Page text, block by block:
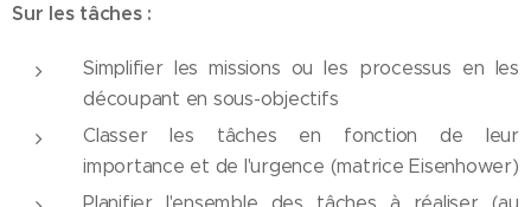
Sur les tâches :
Simplifier les missions ou les processus en les
découpant en sous-objectifs
Classer les tâches en fonction de leur
importance et de l'urgence (matrice Eisenhower)